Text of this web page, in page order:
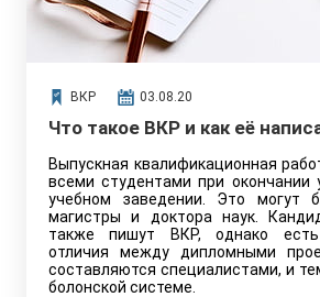
ВКР 03.08.20
Что такое ВКР и как её
Выпускная квалификационная
всеми студентами при
учебном заведении. Это могут
магистры и доктора наук.
также пишут ВКР, однако есть
отличия между дипломными
составляются специалистами, и
болонской системе.